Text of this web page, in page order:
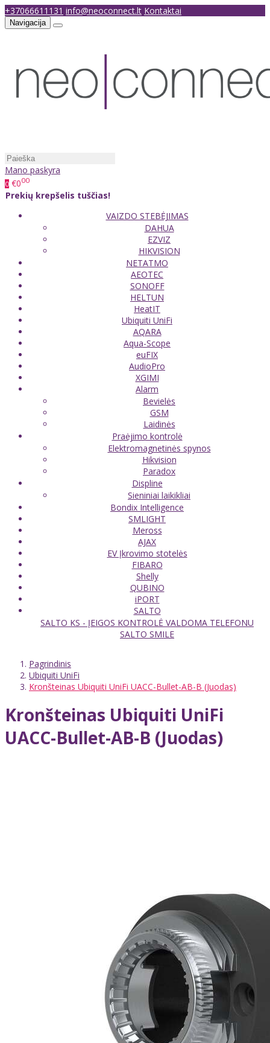
+37066611131 info@neoconnect.lt Kontaktai
Navigacija
Mano paskyra
0 €000
Prekių krepšelis tuščias!
VAIZDO STEBĖJIMAS
DAHUA
EZVIZ
HIKVISION
NETATMO
AEOTEC
SONOFF
HELTUN
HeatIT
Ubiquiti UniFi
AQARA
Aqua-Scope
euFIX
AudioPro
XGIMI
Alarm
Bevielės
GSM
Laidinės
Praėjimo kontrolė
Elektromagnetinės spynos
Hikvision
Paradox
Displine
Sieniniai laikikliai
Bondix Intelligence
SMLIGHT
Meross
AJAX
EV Įkrovimo stotelės
FIBARO
Shelly
QUBINO
iPORT
SALTO
SALTO KS - ĮEIGOS KONTROLĖ VALDOMA TELEFONU
SALTO SMILE
Pagrindinis
Ubiquiti UniFi
Kronšteinas Ubiquiti UniFi UACC-Bullet-AB-B (Juodas)
Kronšteinas Ubiquiti UniFi
UACC-Bullet-AB-B (Juodas)